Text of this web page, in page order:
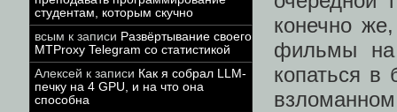
студентам, которым скучно
всым к записи Развёртывание своего
MTProxy Telegram со статистикой
Алексей к записи Как я собрал LLM-
печку на 4 GPU, и на что она
способна
конечно
фильмы на
копаться в